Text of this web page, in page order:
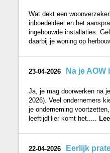
Wat dekt een
inboedeldeel en het
ingebouwde installaties.
daarbij je woning op
23-04-2026 Na je
Ja, je mag doorwerken na
2026). Veel ondernemers
je onderneming
leeftijdHier komt het.....
22-04-2026 Eerlijk